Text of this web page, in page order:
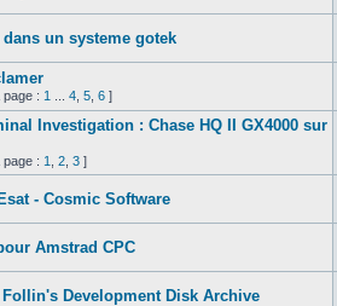
un systeme gotek
: 1 4 5 6 ]
Investigation : Chase HQ II GX4000 sur
: 1 2 3 ]
- Cosmic Software
Amstrad CPC
Development Disk Archive